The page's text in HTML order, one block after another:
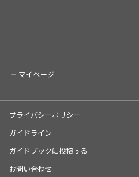
マイページ
プライバシーポリシー
ガイドライン
ガイドブックに投稿する
お問い合わせ